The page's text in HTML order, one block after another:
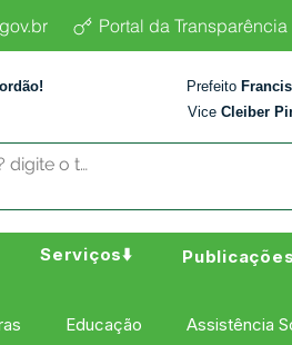
Portal da Transparência
Prefeito
Vice Cleiber
Serviços⬇️ Publicações
Educação Assistência